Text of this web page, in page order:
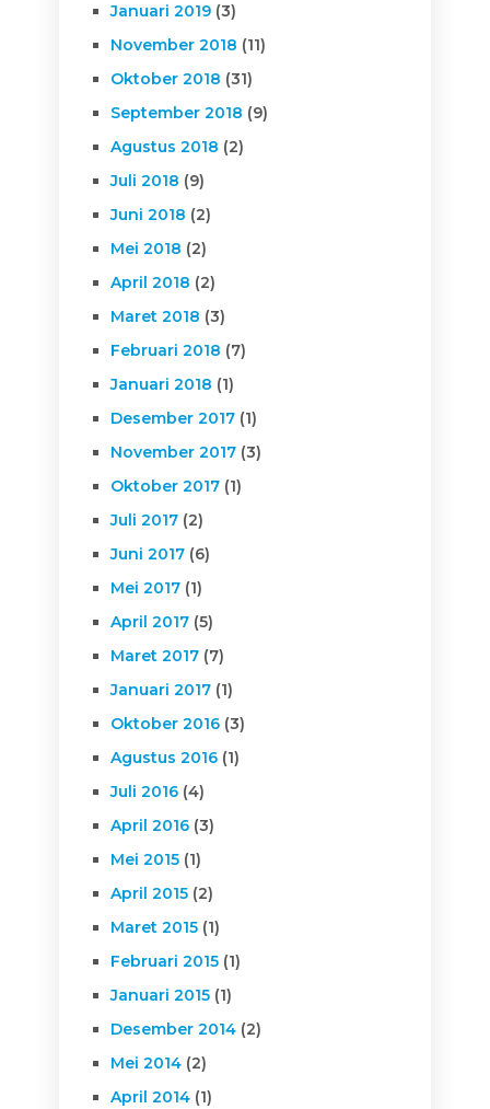
Januari 2019(3)
November 2018 (11)
Oktober 2018 (31)
September 2018 (9)
Agustus 2018 (2)
Juli 2018 (9)
Juni 2018 (2)
Mei 2018 (2)
April 2018 (2)
Maret 2018 (3)
Februari 2018 (7)
Januari 2018 (1)
Desember 2017(1)
November 2017(3)
Oktober 2017(1)
Juli 2017(2)
Juni 2017(6)
Mei 2017(1)
April 2017(5)
Maret 2017(7)
Januari 2017(1)
Oktober 2016(3)
Agustus 2016(1)
Juli 2016(4)
April 2016(3)
Mei 2015(1)
April 2015(2)
Maret 2015(1)
Februari 2015(1)
Januari 2015(1)
Desember 2014(2)
Mei 2014(2)
April 2014(1)